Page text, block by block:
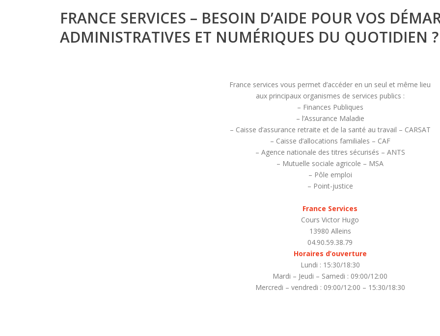
FRANCE SERVICES – BESOIN D’AIDE POUR VOS
ADMINISTRATIVES ET NUMÉRIQUES DU QUOTIDIEN ?
France services vous permet d’accéder en un seul et même lieu
aux principaux organismes de services publics :
– Finances Publiques
– l’Assurance Maladie
– Caisse d’assurance retraite et de la santé au travail – CARSAT
– Caisse d’allocations familiales – CAF
– Agence nationale des titres sécurisés – ANTS
– Mutuelle sociale agricole – MSA
– Pôle emploi
– Point-justice
France Services
Cours Victor Hugo
13980 Alleins
04.90.59.38.79
Horaires d’ouverture
Lundi : 15:30/18:30
Mardi – Jeudi – Samedi : 09:00/12:00
Mercredi – vendredi : 09:00/12:00 – 15:30/18:30